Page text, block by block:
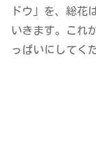
ドウ」を、総花
いきます。これ
っぱいにしてく